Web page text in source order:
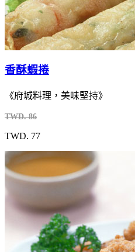
香酥蝦捲
《府城料理，美味堅持》
TWD. 86
TWD. 77